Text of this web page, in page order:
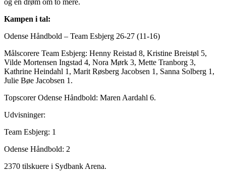
Kampen i tal:
Odense Håndbold – Team Esbjerg 26-27 (11-16)
Målscorere Team Esbjerg: Henny Reistad 8, Kristine Breistøl 5,
Vilde Mortensen Ingstad 4, Nora Mørk 3, Mette Tranborg 3,
Kathrine Heindahl 1, Marit Røsberg Jacobsen 1, Sanna Solberg 1,
Julie Bøe Jacobsen 1.
Topscorer Odense Håndbold: Maren Aardahl 6.
Udvisninger:
Team Esbjerg: 1
Odense Håndbold: 2
2370 tilskuere i Sydbank Arena.